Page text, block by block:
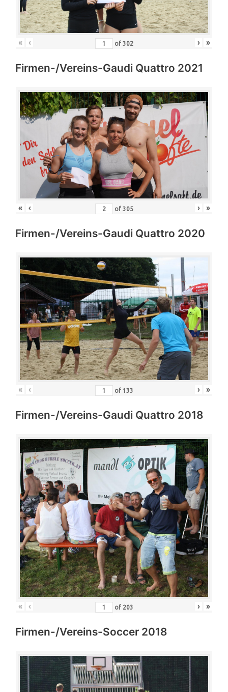
« ‹ of 302 › »
Firmen-/Vereins-Gaudi Quattro 2021
« ‹ of 305 › »
Firmen-/Vereins-Gaudi Quattro 2020
« ‹ of 133 › »
Firmen-/Vereins-Gaudi Quattro 2018
« ‹ of 203 › »
Firmen-/Vereins-Soccer 2018